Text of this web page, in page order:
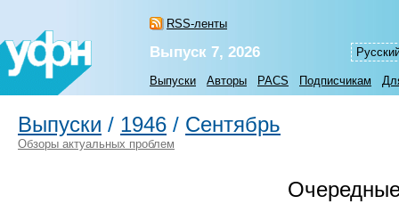
RSS-ленты
Выпуск 7, 2026
Выпуски Авторы PACS Подписчикам
Выпуски / 1946 / Сентябрь
Обзоры актуальных проблем